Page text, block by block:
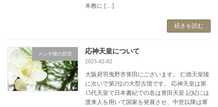
本教に […]
続きを読む
メシヤ様の前世 応神天皇について
2025-02-02
大阪府羽曳野市誉田にございます。 仁徳天皇陵
に次いで第2位の大型古墳です。 応神天皇は第
15代天皇で日本書紀での名は誉田天皇 記紀には
渡来人を用いて国家を発展させ、中世以降は軍